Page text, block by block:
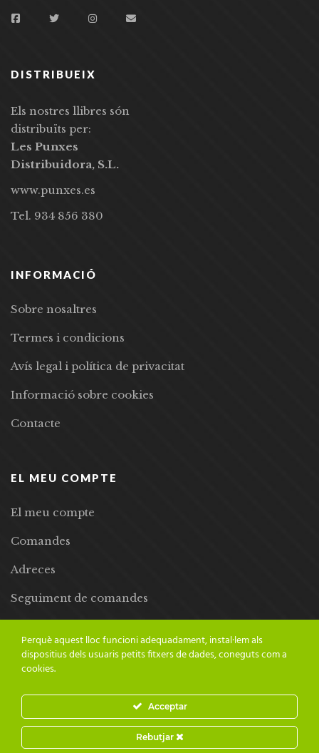
DISTRIBUEIX
Els nostres llibres són
distribuïts per:
Les Punxes
Distribuidora, S.L.
www.punxes.es
Tel. 934 856 380
INFORMACIÓ
Sobre nosaltres
Termes i condicions
Avís legal i política de privacitat
Informació sobre cookies
Contacte
EL MEU COMPTE
El meu compte
Comandes
Adreces
Seguiment de comandes
© 2024 Adesiara Editorial | Tots els drets reservats | Preus amb
IVA inclòs |Grademorphic
Perquè aquest lloc funcioni adequadament, instal·lem als
dispositius dels usuaris petits fitxers de dades, coneguts com a
cookies.
Acceptar
Rebutjar